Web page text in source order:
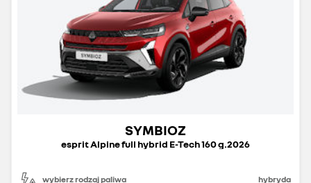
SYMBIOZ
esprit Alpine full hybrid E-Tech 160 g.2026
wybierz rodzaj paliwa hybryda